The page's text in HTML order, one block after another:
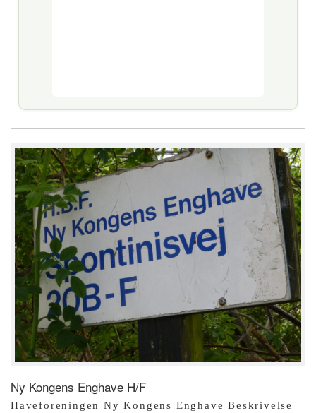
Ny Kongens Enghave H/F
Haveforeningen Ny Kongens Enghave Beskrivelse